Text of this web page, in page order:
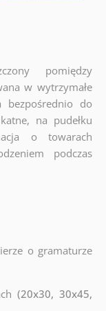
pomiędzy
w wytrzymałe
bezpośrednio do
na pudełku
o towarach
podczas
o gramaturze
(20x30, 30x45,